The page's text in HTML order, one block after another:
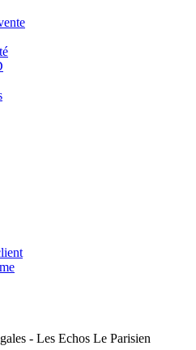
- Les Echos Le Parisien